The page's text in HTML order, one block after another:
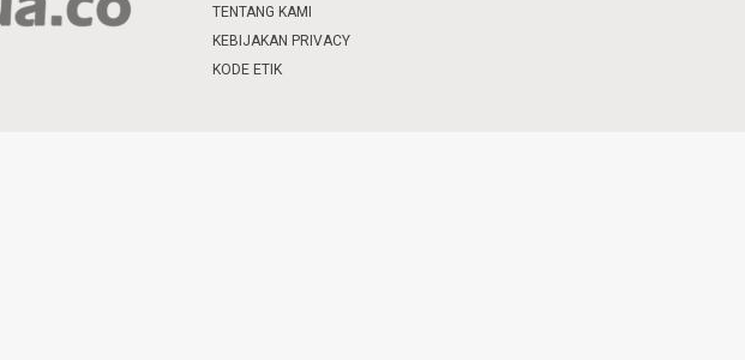
TENTANG KAMI
KEBIJAKAN PRIVACY
KODE ETIK